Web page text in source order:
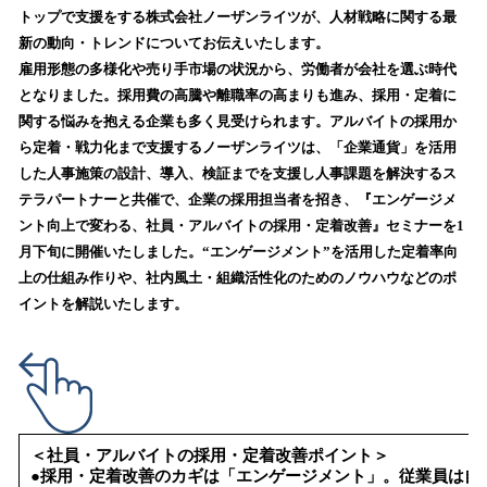
数
を
読
込
み
中
で
す
トップで支援をする株式会社ノーザンライツが、人材戦略に関する最
新の動向・トレンドについてお伝えいたします。
雇用形態の多様化や売り手市場の状況から、労働者が会社を選ぶ時代
となりました。採用費の高騰や離職率の高まりも進み、採用・定着に
関する悩みを抱える企業も多く見受けられます。アルバイトの採用か
ら定着・戦力化まで支援するノーザンライツは、「企業通貨」を活用
した人事施策の設計、導入、検証までを支援し人事課題を解決するス
テラパートナーと共催で、企業の採用担当者を招き、『エンゲージメ
ント向上で変わる、社員・アルバイトの採用・定着改善』セミナーを1
月下旬に開催いたしました。“エンゲージメント”を活用した定着率向
上の仕組み作りや、社内風土・組織活性化のためのノウハウなどのポ
イントを解説いたします。
＜社員・アルバイトの採用・定着改善ポイント＞
●採用・定着改善のカギは「エンゲージメント」。従業員は